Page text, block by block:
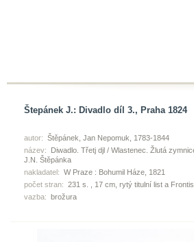
Štepánek J.: Divadlo díl 3., Praha 1824
autor: Štěpánek, Jan Nepomuk, 1783-1844
název:
Diwadlo. Třetj djl / Wlastenec. Žlutá
J.N. Štěpánka
nakladatel: W Praze : Bohumil Háze, 1821
počet stran: 231 s. , 17 cm, rytý titulní list a
vazba: brožura